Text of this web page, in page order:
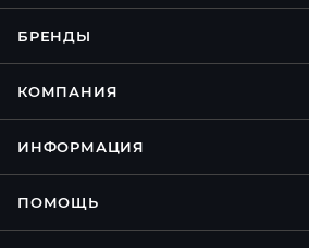
БРЕНДЫ
КОМПАНИЯ
ИНФОРМАЦИЯ
ПОМОЩЬ